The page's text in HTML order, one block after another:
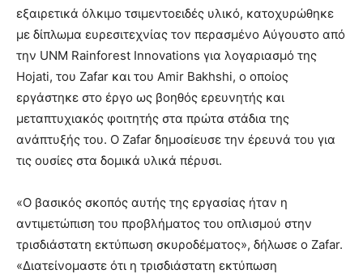
εξαιρετικά όλκιμο τσιμεντοειδές υλικό, κατοχυρώθηκε
με δίπλωμα ευρεσιτεχνίας τον περασμένο Αύγουστο από
την UNM Rainforest Innovations για λογαριασμό της
Hojati, του Zafar και του Amir Bakhshi, ο οποίος
εργάστηκε στο έργο ως βοηθός ερευνητής και
μεταπτυχιακός φοιτητής στα πρώτα στάδια της
ανάπτυξής του. Ο Zafar δημοσίευσε την έρευνά του για
τις ουσίες στα δομικά υλικά πέρυσι.
«Ο βασικός σκοπός αυτής της εργασίας ήταν η
αντιμετώπιση του προβλήματος του οπλισμού στην
τρισδιάστατη εκτύπωση σκυροδέματος», δήλωσε ο Zafar.
«Διατείνομαστε ότι η τρισδιάστατη εκτύπωση